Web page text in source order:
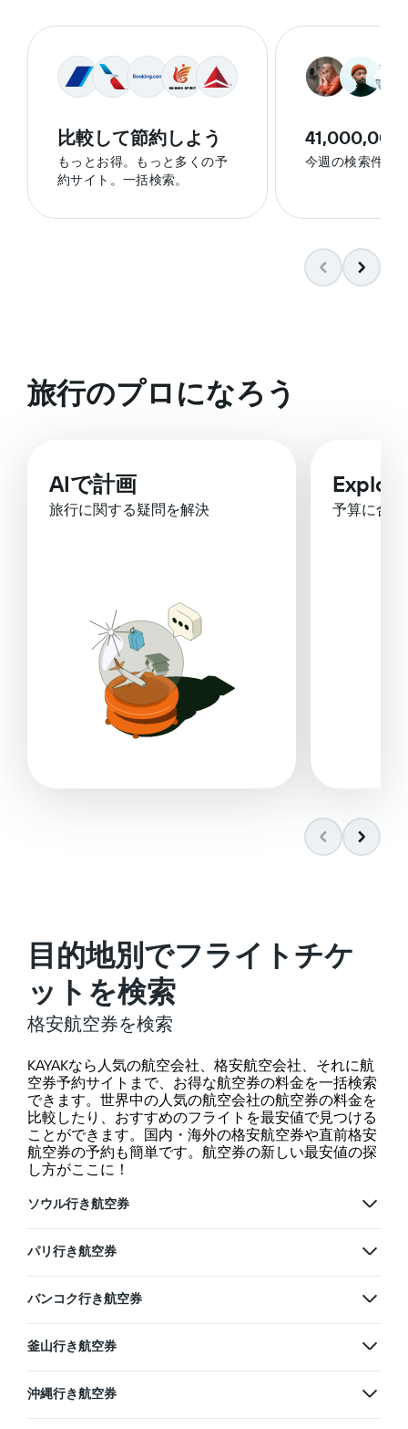
比較して節約しよう
もっとお得。もっと多くの予
約サイト。一括検索。
今週の検索件数
旅行のプロになろう
AIで計画
旅行に関する疑問を解決
Explore
予算に合
目的地別でフライトチケ
ットを検索
格安航空券を検索
KAYAKなら人気の航空会社、格安航空会社、それに航
空券予約サイトまで、お得な航空券の料金を一括検索
できます。世界中の人気の航空会社の航空券の料金を
比較したり、おすすめのフライトを最安値で見つける
ことができます。国内・海外の格安航空券や直前格安
航空券の予約も簡単です。航空券の新しい最安値の探
し方がここに！
ソウル行き航空券
パリ行き航空券
バンコク行き航空券
釜山行き航空券
沖縄行き航空券